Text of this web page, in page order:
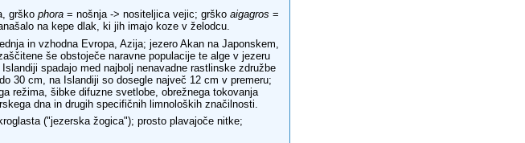
grško phora = nošnja -> nositeljica vejic; grško aigagros =
na kepe dlak, ki jih imajo koze v želodcu.
in vzhodna Evropa, Azija; jezero Akan na Japonskem,
še obstoječe naravne populacije te alge v jezeru
spadajo med najbolj nenavadne rastlinske združbe
30 cm, na Islandiji so dosegle največ 12 cm v premeru;
režima, šibke difuzne svetlobe, obrežnega tokovanja
dna in drugih specifičnih limnoloških značilnosti.
("jezerska žogica"); prosto plavajoče nitke;